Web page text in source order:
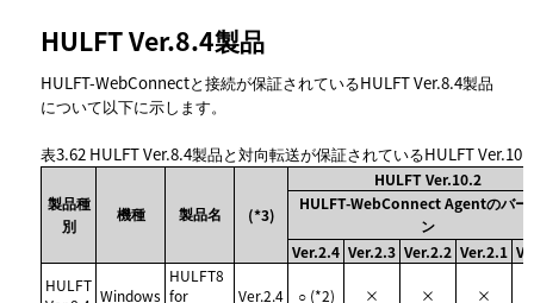
HULFT Ver.8.4製品
HULFT-WebConnectと接続が保証されているHULFT Ver.8.4製品
について以下に示します。
表3.62 HULFT Ver.8.4製品と対向転送が保証されているHULFT
製品種
別
機種 製品名 (*3)
HULFT Ver.10.2
HULFT-WebConnect Agentのバー
ン
Ver.2.4 Ver.2.3 Ver.2.2 Ver.2.1
HULFT
Windows
HULFT8
for
Ver.2.4 ○ (*2) × × ×